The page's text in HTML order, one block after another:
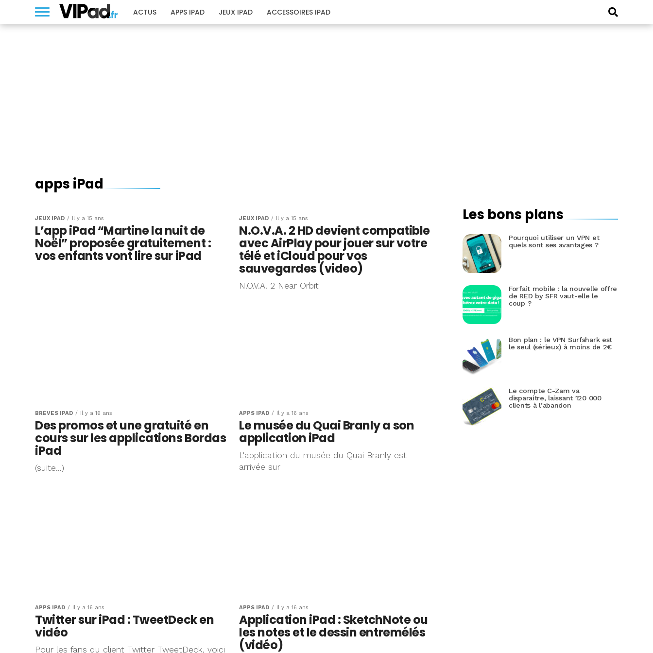
ACTUS APPS IPAD JEUX IPAD ACCESSOIRES IPAD
apps iPad
JEUX IPAD Il y a 15 ans
L’app iPad “Martine la nuit de
Noël” proposée gratuitement :
vos enfants vont lire sur iPad
JEUX IPAD Il y a 15 ans
N.O.V.A. 2 HD devient compatible
avec AirPlay pour jouer sur votre
télé et iCloud pour vos
sauvegardes (video)
N.O.V.A. 2 Near Orbit
BRÈVES IPAD Il y a 16 ans
Des promos et une gratuité en
cours sur les applications Bordas
iPad
(suite…)
APPS IPAD Il y a 16 ans
Le musée du Quai Branly a son
application iPad
L'application du musée du Quai Branly est
arrivée sur
APPS IPAD Il y a 16 ans
Twitter sur iPad : TweetDeck en
vidéo
Pour les fans du client Twitter TweetDeck, voici
APPS IPAD Il y a 16 ans
Application iPad : SketchNote ou
les notes et le dessin entremélés
(vidéo)
Les bons plans
Pourquoi utiliser un VPN et
quels sont ses avantages ?
Forfait mobile : la nouvelle offre
de RED by SFR vaut-elle le
coup ?
Bon plan : le VPN Surfshark est
le seul (sérieux) à moins de 2€
Le compte C-Zam va
disparaitre, laissant 120 000
clients à l’abandon